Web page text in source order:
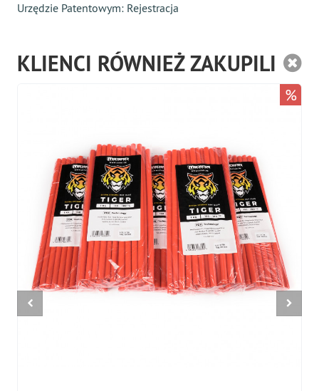
Urzędzie Patentowym: Rejestracja
KLIENCI RÓWNIEŻ ZAKUPILI
%